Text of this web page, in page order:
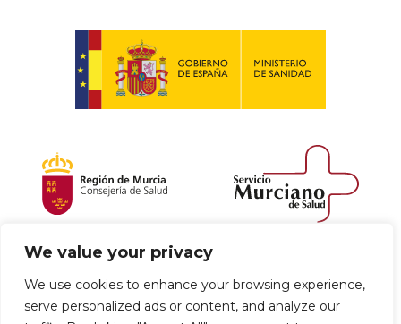
We value your privacy
We use cookies to enhance your browsing experience,
serve personalized ads or content, and analyze our
Política de envío y devoluciones
Política de privacidad Uso de cookies